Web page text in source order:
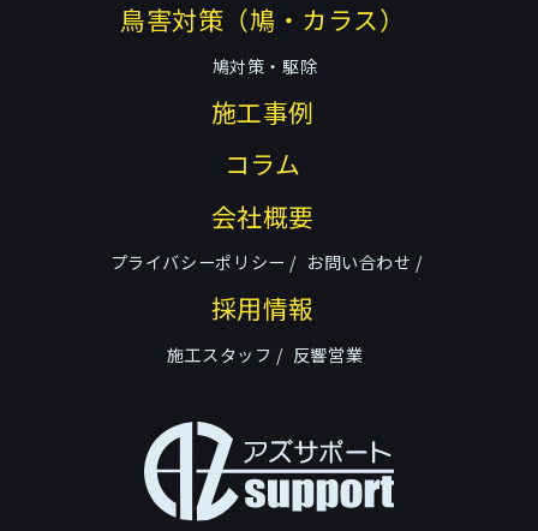
鳥害対策（鳩・カラス）
鳩対策・駆除
施工事例
コラム
会社概要
プライバシーポリシー お問い合わせ
採用情報
施工スタッフ 反響営業